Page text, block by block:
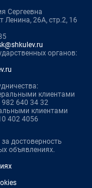
Сергеевна
Ленина, 26А, стр.2, 16
органов:
клиентами
982 640 34 32
клиентами
402 4056
достоверность
объявлениях.